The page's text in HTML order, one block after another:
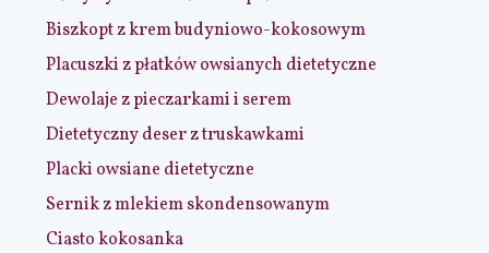
Biszkopt z krem budyniowo-kokosowym
Placuszki z płatków owsianych dietetyczne
Dewolaje z pieczarkami i serem
Dietetyczny deser z truskawkami
Placki owsiane dietetyczne
Sernik z mlekiem skondensowanym
Ciasto kokosanka